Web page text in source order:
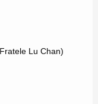
Lu Chan)